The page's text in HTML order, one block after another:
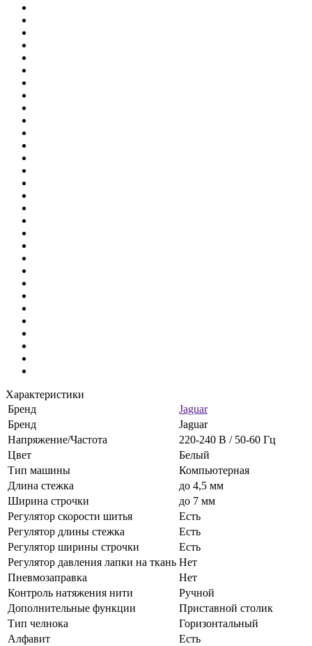
Характеристики
Бренд
Jaguar
Бренд
Jaguar
Напряжение/Частота
220-240 В / 50-60 Гц
Цвет
Белый
Тип машины
Компьютерная
Длина стежка
до 4,5 мм
Ширина строчки
до 7 мм
Регулятор скорости шитья
Есть
Регулятор длины стежка
Есть
Регулятор ширины строчки
Есть
Регулятор давления лапки на ткань Нет
Пневмозаправка
Нет
Контроль натяжения нити
Ручной
Дополнительные функции
Приставной столик
Тип челнока
Горизонтальный
Алфавит
Есть